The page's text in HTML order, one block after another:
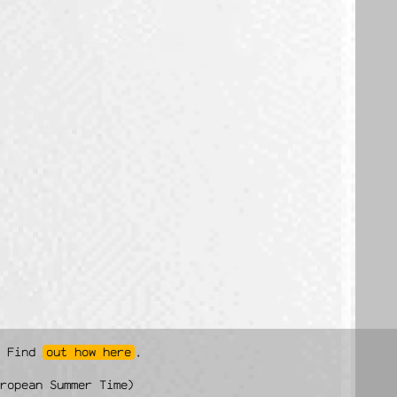
Find out how here .
Summer Time)